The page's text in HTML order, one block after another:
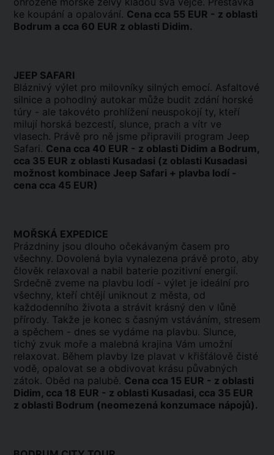
ke koupání a opalování. Cena cca 55 EUR - z oblasti
Bodrum a cca 60 EUR z oblasti Didim.
JEEP SAFARI
Bláznivý výlet pro milovníky silných emocí. Asfaltové
silnice a pohodlný autokar může budit zdání horské
túry - ale takovéto prohlížení neuspokojí ty, kteří
milují horská bezcestí, slunce, prach a vítr ve
vlasech. Právě pro ně jsme připravili program Jeep
Safari. Cena cca 40 EUR - z oblasti Didim a Bodrum,
cca 35 EUR z oblasti Kusadasi (z oblasti Kusadasi
možnost kombinace Jeep Safari + plavba lodí -
cena cca 45 EUR)
MOŘSKÁ EXPEDICE
Prázdniny jsou dlouho očekávaným časem pro
všechny. Dovolená byla vynalezena právě proto, aby
člověk relaxoval a nabil baterie pozitivní energií.
Srdečně zveme na plavbu lodí - výlet je ideální pro
všechny, kteří chtějí uniknout z města, od
každodenního života a strávit krásný den v lůně
přírody. Takže je konec s časným vstáváním, stresem
a spěchem - dnes se vydáme na plavbu. Slunce,
tichý zvuk moře a malebná krajina Vám umožní
relaxovat. Během plavby lze plavat v křišťálově čisté
vodě, opalovat se a obdivovat krásu půvabných
zátok. Oběd na palubě. Cena cca 15 EUR - z oblasti
Didim, cca 18 EUR - z oblasti Kusadasi, cca 35 EUR
z oblasti Bodrum (neomezená konzumace nápojů).